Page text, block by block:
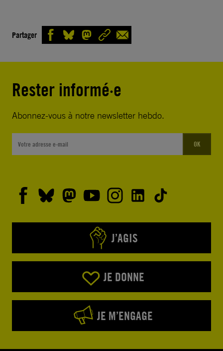
Partager
Rester informé·e
Abonnez-vous à notre newsletter hebdo.
OK
J’AGIS
JE DONNE
JE M’ENGAGE